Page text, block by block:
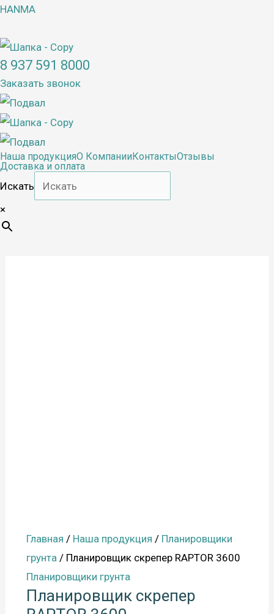
Перейти
содержимому
HANMA
8 937 591 8000
Заказать звонок
Наша продукцияО КомпанииКонтактыОтзывы
Доставка и оплата
Искать
×
Главная / Наша продукция / Планировщики
грунта / Планировщик скрепер RAPTOR 3600
Планировщики грунта
Планировщик скрепер